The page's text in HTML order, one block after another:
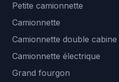
Petite camionnette
Camionnette
Camionnette double cabine
Camionnette électrique
Grand fourgon